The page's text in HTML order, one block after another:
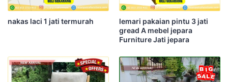
nakas laci 1 jati termurah
lemari pakaian pintu 3 jati
gread A mebel jepara
Furniture Jati jepara